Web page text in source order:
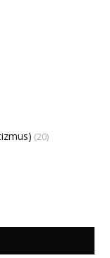
(20)